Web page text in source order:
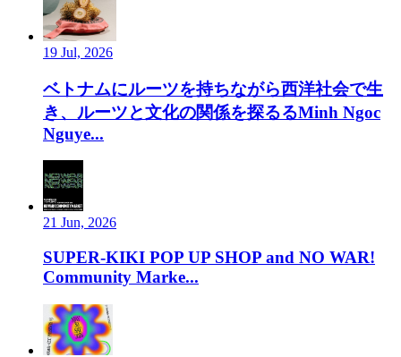
19 Jul, 2026
ベトナムにルーツを持ちながら西洋社会で生
き、ルーツと文化の関係を探るるMinh Ngoc
Nguye...
21 Jun, 2026
SUPER-KIKI POP UP SHOP and NO WAR!
Community Marke...